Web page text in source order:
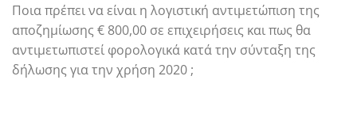
Ποια πρέπει να είναι η λογιστική αντιμετώπιση της
αποζημίωσης € 800,00 σε επιχειρήσεις και πως θα
αντιμετωπιστεί φορολογικά κατά την σύνταξη της
δήλωσης για την χρήση 2020 ;